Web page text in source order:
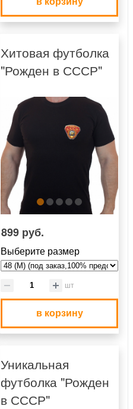
Хитовая футболка
"Рожден в СССР"
899 руб.
Выберите размер
шт
в корзину
Уникальная
футболка "Рожден
в СССР"